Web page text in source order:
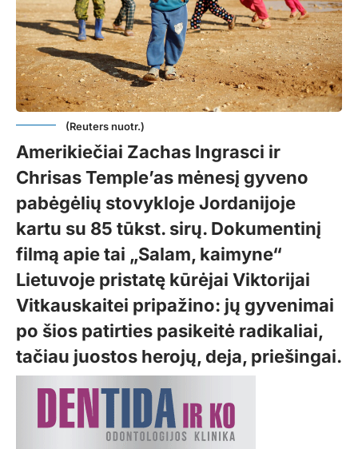
(Reuters nuotr.)
Amerikiečiai Zachas Ingrasci ir
Chrisas Temple’as mėnesį gyveno
pabėgėlių stovykloje Jordanijoje
kartu su 85 tūkst. sirų. Dokumentinį
filmą apie tai „Salam, kaimyne“
Lietuvoje pristatę kūrėjai Viktorijai
Vitkauskaitei pripažino: jų gyvenimai
po šios patirties pasikeitė radikaliai,
tačiau juostos herojų, deja, priešingai.